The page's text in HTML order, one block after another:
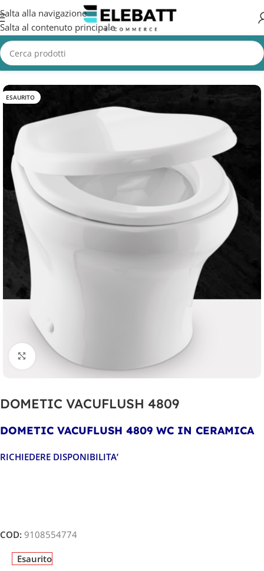
Salta alla navigazione
Salta al contenuto principale
Home/Accessori Nautica/Wc Nautico
ESAURITO
Clicca per ingrandire
DOMETIC VACUFLUSH 4809
DOMETIC VACUFLUSH 4809 WC IN CERAMICA
RICHIEDERE DISPONIBILITA’
COD: 9108554774
Esaurito